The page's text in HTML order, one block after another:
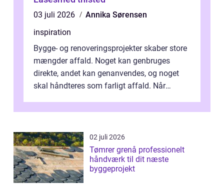
03 juli 2026
Annika Sørensen
inspiration
Bygge- og renoveringsprojekter skaber store
mængder affald. Noget kan genbruges
direkte, andet kan genanvendes, og noget
skal håndteres som farligt affald. Når
02 juli 2026
Tømrer grenå professionelt
håndværk til dit næste
byggeprojekt